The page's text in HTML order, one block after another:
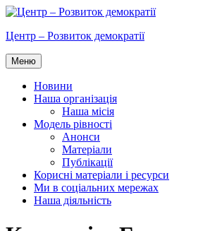
Перейти
вмісту
Центр – Розвиток демократії
Меню
Новини
Наша організація
Наша місія
Модель рівності
Анонси
Матеріали
Публікації
Корисні матеріали і ресурси
Ми в соціальних мережах
Наша діяльність